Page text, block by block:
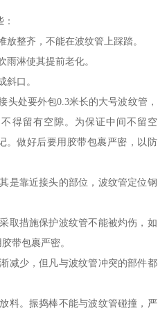
整齐，不能在波纹管上踩踏。
雨淋使其提前老化。
斜口。
头处要外包0.3米长的大号波纹管，
得留有空隙。为保证中间不留空
。做好后要用胶带包裹严密，以防
是靠近接头的部位，波纹管定位钢
取措施保护波纹管不能被灼伤，如
带包裹严密。
减少，但凡与波纹管冲突的部件都
料。振捣棒不能与波纹管碰撞，严